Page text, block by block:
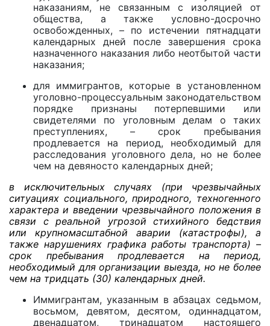
наказаниям, не связанным с изоляцией от
общества, а также условно-досрочно
освобожденных, – по истечении пятнадцати
календарных дней после завершения срока
назначенного наказания либо неотбытой части
наказания;
для иммигрантов, которые в установленном
уголовно-процессуальным законодательством
порядке признаны потерпевшими или
свидетелями по уголовным делам о таких
преступлениях, – срок пребывания
продлевается на период, необходимый для
расследования уголовного дела, но не более
чем на девяносто календарных дней;
в исключительных случаях (при чрезвычайных
ситуациях социального, природного, техногенного
характера и введении чрезвычайного положения в
связи с реальной угрозой стихийного бедствия
или крупномасштабной аварии (катастрофы), а
также нарушениях графика работы транспорта) –
срок пребывания продлевается на период,
необходимый для организации выезда, но не более
чем на тридцать (30) календарных дней.
Иммигрантам, указанным в абзацах седьмом,
восьмом, девятом, десятом, одиннадцатом,
двенадцатом, тринадцатом настоящего